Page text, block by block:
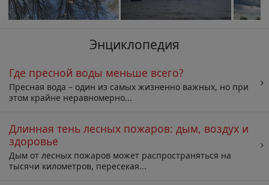
Энциклопедия
Где пресной воды меньше всего?
Пресная вода – один из самых жизненно важных, но при
этом крайне неравномерно...
Длинная тень лесных пожаров: дым, воздух и
здоровье
Дым от лесных пожаров может распространяться на
тысячи километров, пересекая...